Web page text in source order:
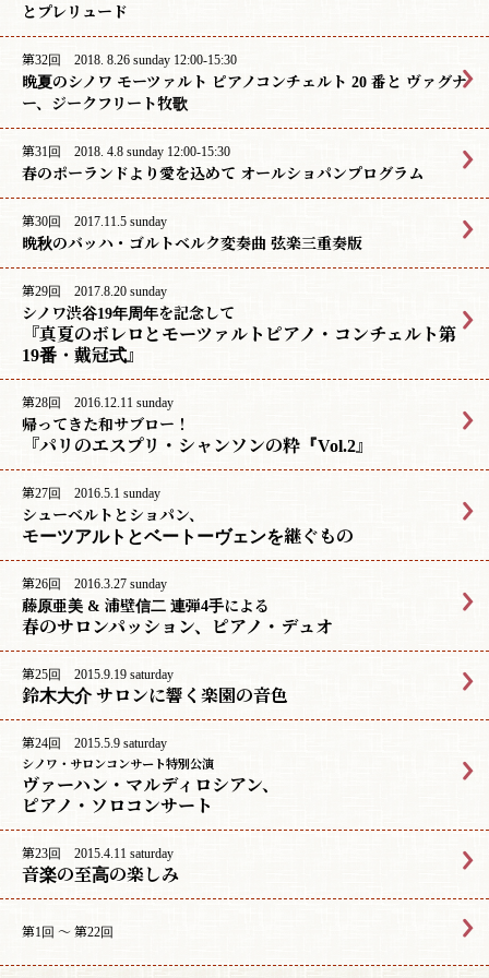
とプレリュード
第32回 2018. 8.26 sunday 12:00-15:30
晩夏のシノワ モーツァルト ピアノコンチェルト 20 番と ヴァグナ
ー、ジークフリート牧歌
第31回 2018. 4.8 sunday 12:00-15:30
春のポーランドより愛を込めて オールショパンプログラム
第30回 2017.11.5 sunday
晩秋のバッハ・ゴルトベルク変奏曲 弦楽三重奏版
第29回 2017.8.20 sunday
シノワ渋谷19年周年を記念して
『真夏のボレロとモーツァルトピアノ・コンチェルト第
19番・戴冠式』
第28回 2016.12.11 sunday
帰ってきた和サブロー！
『パリのエスプリ・シャンソンの粋『Vol.2』
第27回 2016.5.1 sunday
シューベルトとショパン、
モーツアルトとベートーヴェンを継ぐもの
第26回 2016.3.27 sunday
藤原亜美 & 浦壁信二 連弾4手による
春のサロンパッション、ピアノ・デュオ
第25回 2015.9.19 saturday
鈴木大介 サロンに響く楽園の音色
第24回 2015.5.9 saturday
シノワ・サロンコンサート特別公演
ヴァーハン・マルディロシアン、
ピアノ・ソロコンサート
第23回 2015.4.11 saturday
音楽の至高の楽しみ
第1回 〜 第22回